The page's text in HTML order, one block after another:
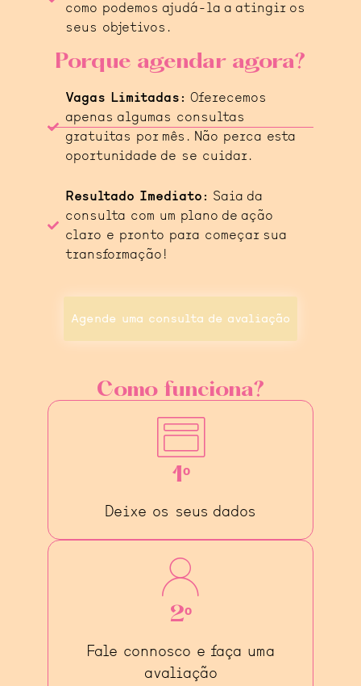
como podemos ajudá-la a atingir os
seus objetivos.
Porque agendar agora?
Vagas Limitadas:Oferecemos
apenas algumas consultas
gratuitas por mês. Não perca esta
oportunidade de se cuidar.
Resultado Imediato: Saia da
consulta com um plano de ação
claro e pronto para começar sua
transformação!
Agende uma consulta de avaliação
Como funciona?
1º
Deixe os seus dados
2º
Fale connosco e faça uma
avaliação